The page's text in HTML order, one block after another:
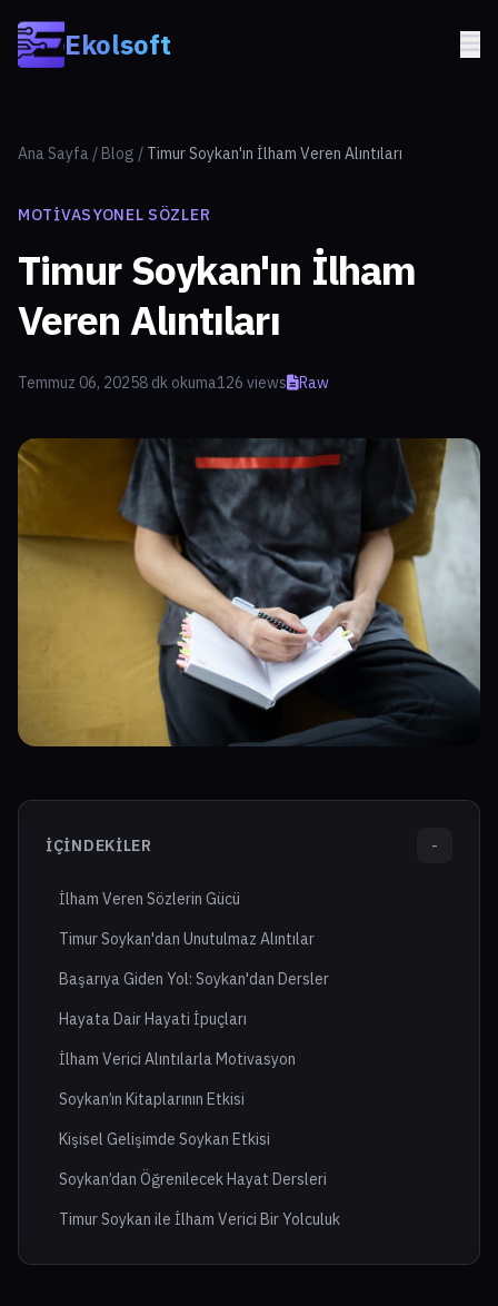
Ekolsoft
Ana Sayfa / Blog / Timur Soykan'ın İlham Veren Alıntıları
MOTIVASYONEL SÖZLER
Timur Soykan'ın İlham
Veren Alıntıları
Temmuz 06, 20258 dk okuma126 views Raw
İÇINDEKILER -
İlham Veren Sözlerin Gücü
Timur Soykan'dan Unutulmaz Alıntılar
Başarıya Giden Yol: Soykan'dan Dersler
Hayata Dair Hayati İpuçları
İlham Verici Alıntılarla Motivasyon
Soykan’ın Kitaplarının Etkisi
Kişisel Gelişimde Soykan Etkisi
Soykan’dan Öğrenilecek Hayat Dersleri
Timur Soykan ile İlham Verici Bir Yolculuk